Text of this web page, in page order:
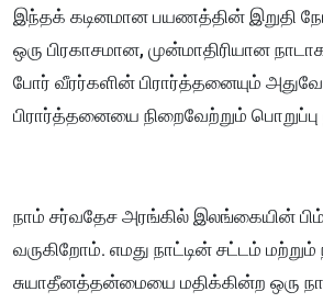
இந்தக் கடினமான பயணத்தின் இறுதி
ஒரு பிரகாசமான, முன்மாதிரியான
போர் வீரர்களின் பிரார்த்தனையும்
பிரார்த்தனையை நிறைவேற்றும்
நாம் சர்வதேச அரங்கில் இலங்கையின்
வருகிறோம். எமது நாட்டின் சட்டம்
சுயாதீனத்தன்மையை மதிக்கின்ற ஒரு